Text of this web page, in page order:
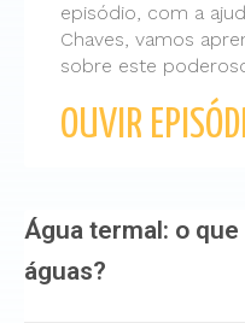
episódio, com a
Chaves, vamos
sobre este
OUVIR
Água termal: o
águas?